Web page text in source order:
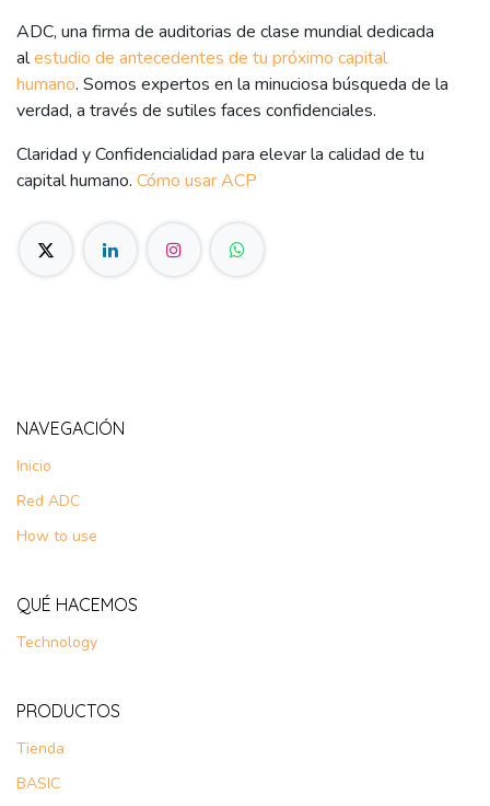
NAVEGACIÓN
Inicio
Red ADC
How to use
QUÉ HACEMOS
Technology
PRODUCTOS
Tienda
BASIC
ADC, una firma de auditorias de clase mundial dedicada
alestudio de antecedentes de tu próximo capital
humano. Somos expertos en la minuciosa búsqueda de la
verdad, a través de sutiles faces confidenciales.
Claridad y Confidencialidad para elevar la calidad de tu
capital humano. Cómo usar ACP